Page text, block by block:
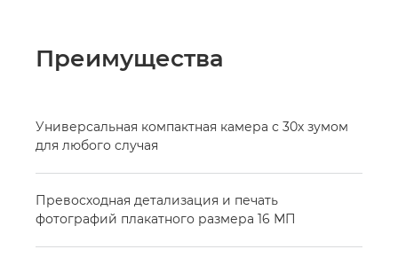
Преимущества
Универсальная компактная камера с 30х зумом
для любого случая
Превосходная детализация и печать
фотографий плакатного размера 16 МП